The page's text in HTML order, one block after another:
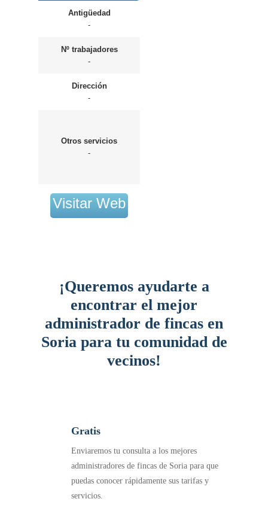
Antigüedad
-
Nº trabajadores
-
Dirección
-
Otros servicios
-
Visitar Web
¡Queremos ayudarte a
encontrar el mejor
administrador de fincas en
Soria para tu comunidad de
vecinos!
Gratis
Enviaremos tu consulta a los mejores
administradores de fincas de Soria para que
puedas conocer rápidamente sus tarifas y
servicios.